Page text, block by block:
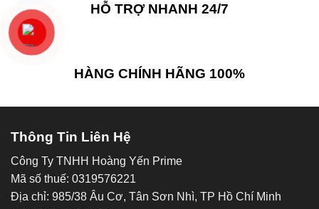
HỖ TRỢ NHANH 24/7
HÀNG CHÍNH HÃNG 100%
Thông Tin Liên Hệ
Công Ty TNHH Hoàng Yến Prime
Mã số thuế: 0319576221
Địa chỉ: 985/38 Âu Cơ, Tân Sơn Nhì, TP Hồ Chí Minh